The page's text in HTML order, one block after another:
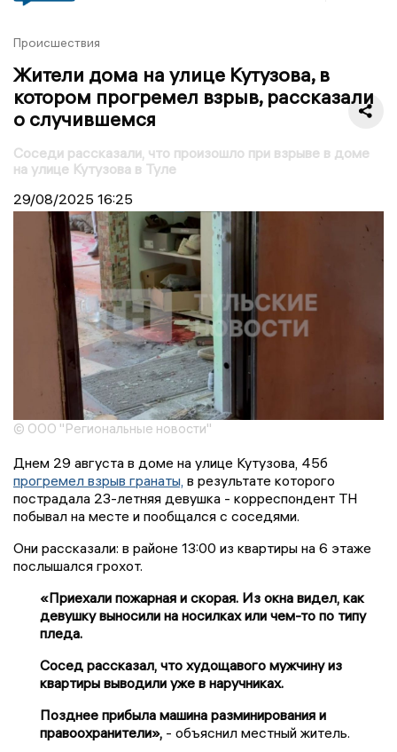
Происшествия
Жители дома на улице Кутузова, в
котором прогремел взрыв, рассказали
о случившемся
Соседи рассказали, что произошло при взрыве в доме
на улице Кутузова в Туле
29/08/2025 16:25
© ООО "Региональные новости"
Днем 29 августа в доме на улице Кутузова, 45б
прогремел взрыв гранаты, в результате которого
пострадала 23-летняя девушка - корреспондент ТН
побывал на месте и пообщался с соседями.
Они рассказали: в районе 13:00 из квартиры на 6 этаже
послышался грохот.
«Приехали пожарная и скорая. Из окна видел, как
девушку выносили на носилках или чем-то по типу
пледа.
Сосед рассказал, что худощавого мужчину из
квартиры выводили уже в наручниках.
Позднее прибыла машина разминирования и
правоохранители», - объяснил местный житель.